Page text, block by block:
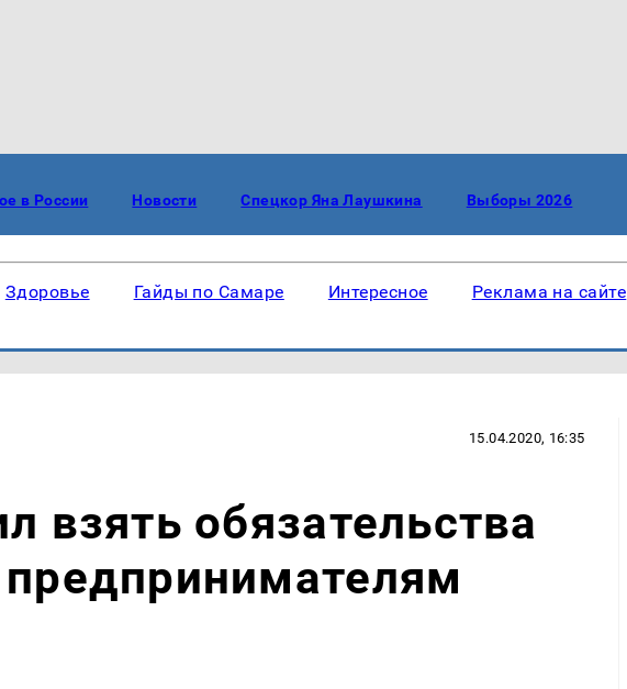
в России Новости Спецкор Яна Лаушкина Выборы 2026
Здоровье Гайды по Самаре Интересное Реклама на сайте
15.04.2020, 16:35
взять обязательства